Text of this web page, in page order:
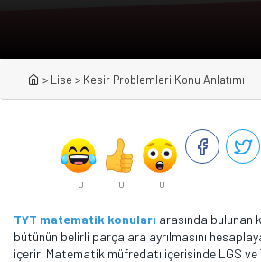
> Lise > Kesir Problemleri Konu Anlatımı
0 0 0
TYT matematik konuları arasında bulunan
bütünün belirli parçalara ayrılmasını
içerir. Matematik müfredatı içerisinde LGS ve